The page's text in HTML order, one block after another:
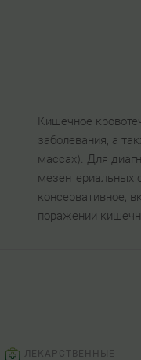
Кишечное
заболевания, а
массах). Для
мезентериальных
консервативное,
поражении
ЛЕКАРСТВЕННЫЕ